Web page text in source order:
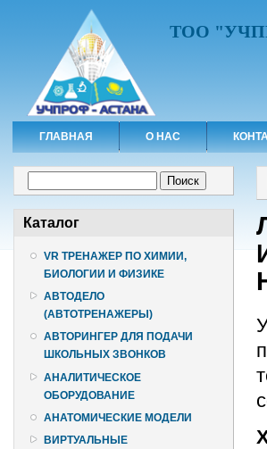
ТОО
ГЛАВНАЯ О НАС
Каталог
VR ТРЕНАЖЕР ПО ХИМИИ,
БИОЛОГИИ И ФИЗИКЕ
АВТОДЕЛО
(АВТОТРЕНАЖЕРЫ)
АВТОРИНГЕР ДЛЯ ПОДАЧИ
ШКОЛЬНЫХ ЗВОНКОВ
АНАЛИТИЧЕСКОЕ
ОБОРУДОВАНИЕ
АНАТОМИЧЕСКИЕ МОДЕЛИ
ВИРТУАЛЬНЫЕ